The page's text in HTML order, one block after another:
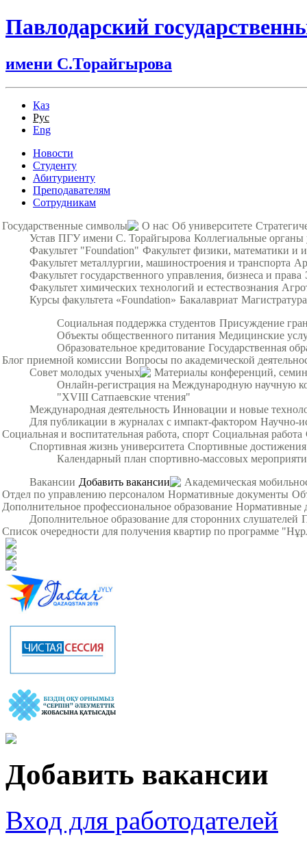
Павлодарский
имени С.Торайгырова
Қаз
Рус
Eng
Новости
Студенту
Абитуриенту
Преподавателям
Сотрудникам
Государственные символы
О нас Об университете
Устав ПГУ имени С. Торайгырова Коллегиальные органы
Факультет "Foundation" Факультет физики, математики и
Факультет металлургии, машиностроения и транспорта
Факультет государственного управления, бизнеса и права
Факультет химических технологий и естествознания
Курсы факультета «Foundation» Бакалавриат Магистратура
Социальная поддержка студентов Присуждение
Объекты общественного питания Медицинские
Образовательное кредитование Государственная
Блог приемной комиссии Вопросы по академической
Совет молодых ученых
Материалы конференций,
Онлайн-регистрация на Международную научную
"XVIII Сатпаевские чтения"
Международная деятельность Инновации и новые
Для публикации в журналах с импакт-фактором Научно-
Социальная и воспитательная работа, спорт Социальная работа
Спортивная жизнь университета Спортивные достижения
Календарный план спортивно-массовых
Вакансии Добавить вакансии
Академическая
Отдел по управлению персоналом Нормативные документы
Дополнительное профессиональное образование Нормативные
Дополнительное образование для сторонних слушателей
Список очередности для получения квартир по программе
Добавить вакансии
Вход для работодателей